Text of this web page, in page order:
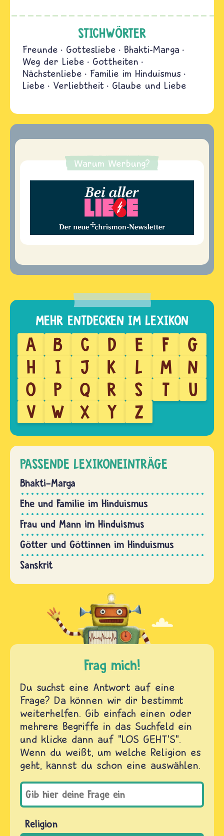
STICHWÖRTER
Freunde Gottesliebe
Bhakti-Marga
Weg der Liebe
Gottheiten
Nächstenliebe
Familie im Hinduismus
Liebe
Verliebtheit Glaube und Liebe
Warum Werbung?
A B C D E F
G
H
I J K L M
N
O
P Q R S T
U
V
W X Y Z
PASSENDE LEXIKONEINTRÄGE
Bhakti-Marga
Ehe und Familie im Hinduismus
Frau und Mann im Hinduismus
Götter und Göttinnen im Hinduismus
Sanskrit
Frag mich!
Du suchst eine Antwort auf eine
Frage? Da können wir dir bestimmt
weiterhelfen. Gib einfach einen oder
mehrere Begriffe in das Suchfeld ein
und klicke dann auf "LOS GEHT'S".
Wenn du weißt, um welche Religion es
geht, kannst du schon eine auswählen.
Religion